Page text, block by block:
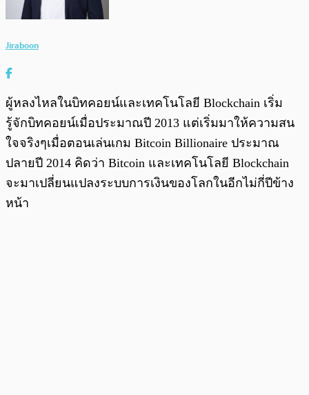
Jiraboon
ผู้หลงไหลในบิทคอยน์และเทคโนโลยี Blockchain เริ่ม
รู้จักบิทคอยน์เมื่อประมาณปี 2013 แต่เริ่มมาให้ความสน
ใจจริงๆเมื่อตอนเล่นเกม Bitcoin Billionaire ประมาณ
ปลายปี 2014 คิดว่า Bitcoin และเทคโนโลยี Blockchain
จะมาเปลี่ยนแปลงระบบการเงินของโลกในอีกไม่กี่ปีข้าง
หน้า